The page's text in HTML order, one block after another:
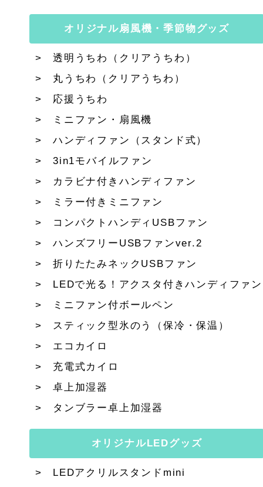
オリジナル扇風機・季節物グッズ
透明うちわ（クリアうちわ）
丸うちわ（クリアうちわ）
応援うちわ
ミニファン・扇風機
ハンディファン（スタンド式）
3in1モバイルファン
カラビナ付きハンディファン
ミラー付きミニファン
コンパクトハンディUSBファン
ハンズフリーUSBファンver.2
折りたたみネックUSBファン
LEDで光る！アクスタ付きハンディファン
ミニファン付ボールペン
スティック型氷のう（保冷・保温）
エコカイロ
充電式カイロ
卓上加湿器
タンブラー卓上加湿器
オリジナルLEDグッズ
LEDアクリルスタンドmini